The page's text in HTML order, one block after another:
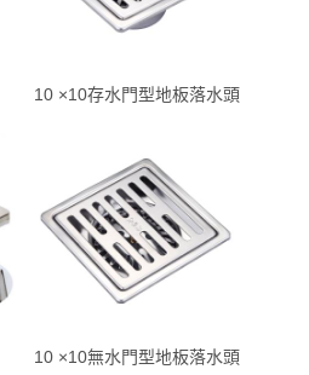
10 ×10存水門型地板落水頭
10 ×10無水門型地板落水頭